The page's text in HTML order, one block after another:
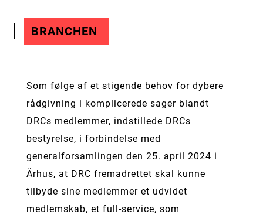
BRANCHEN
Som følge af et stigende behov for dybere
rådgivning i komplicerede sager blandt
DRCs medlemmer, indstillede DRCs
bestyrelse, i forbindelse med
generalforsamlingen den 25. april 2024 i
Århus, at DRC fremadrettet skal kunne
tilbyde sine medlemmer et udvidet
medlemskab, et full-service, som